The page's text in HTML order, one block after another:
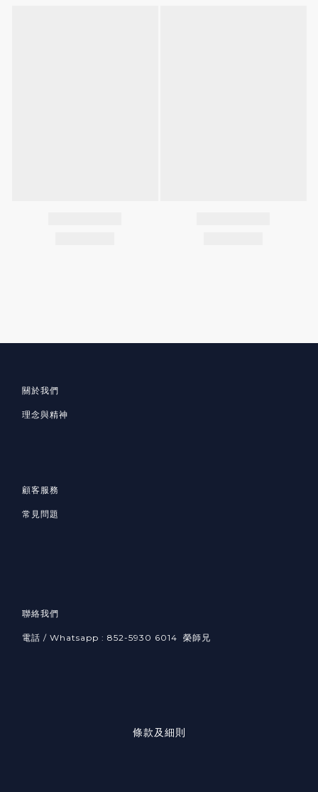
關於我們
理念與精神
顧客服務
常見問題
聯絡我們
電話 / Whatsapp : 852-5930 6014 榮師兄
條款及細則